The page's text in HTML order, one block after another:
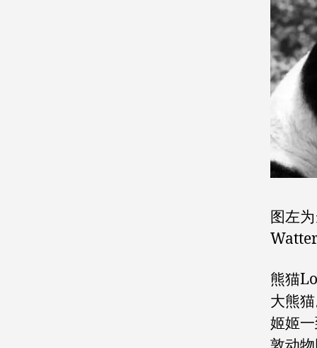
图左
熊猫
大熊
姬姬